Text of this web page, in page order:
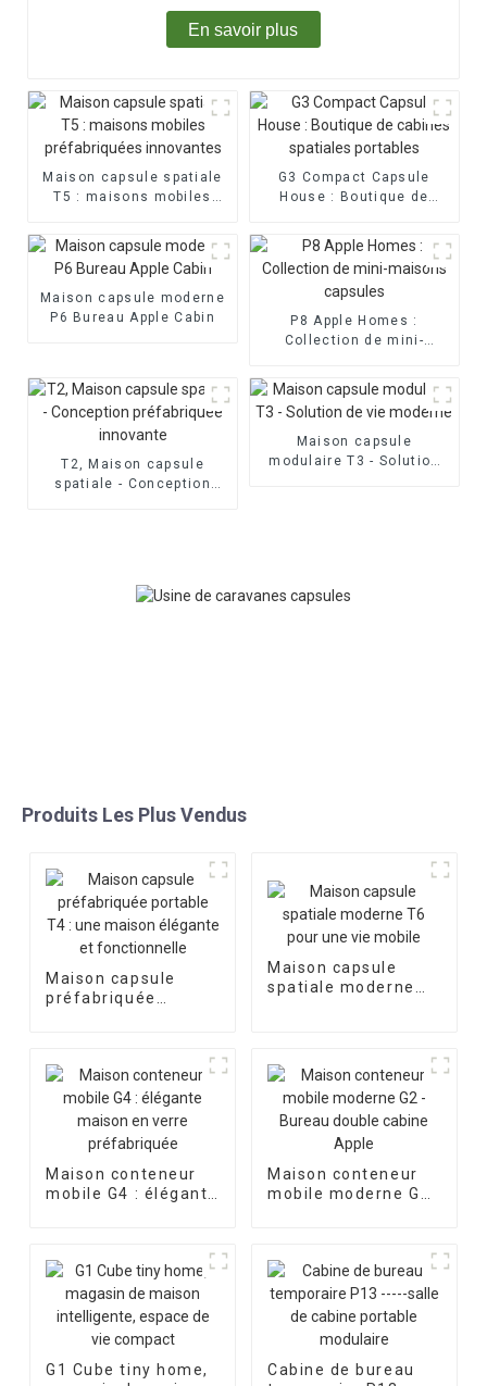
En savoir plus
Maison capsule spatiale
T5 : maisons mobiles
G3 Compact Capsule
House : Boutique de
Maison capsule moderne
P6 Bureau Apple Cabin
P8 Apple Homes :
Collection de mini-
T2, Maison capsule
spatiale - Conception
Maison capsule
modulaire T3 - Solution
Produits Les Plus Vendus
Maison capsule
préfabriquée
Maison capsule
spatiale moderne
Maison conteneur
mobile G4 : élégante
Maison conteneur
mobile moderne G2
G1 Cube tiny home,
Cabine de bureau